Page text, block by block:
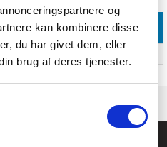
og
kan kombinere disse
du har givet dem, eller
brug af deres tjenester.